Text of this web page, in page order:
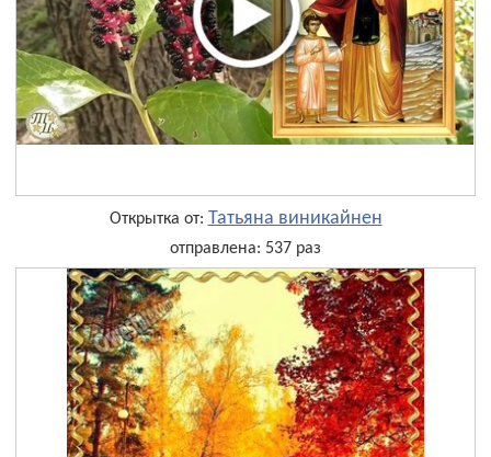
Открытка от: Татьяна виникайнен
отправлена: 537 раз